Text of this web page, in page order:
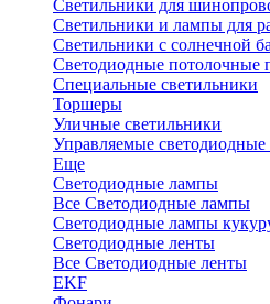
Светильники для
Светильники и лампы для
Светильники с солнечной
Светодиодные потолочные
Специальные светильники
Торшеры
Уличные светильники
Управляемые светодиодные
Еще
Светодиодные лампы
Все Светодиодные лампы
Светодиодные лампы
Светодиодные ленты
Все Светодиодные ленты
EKF